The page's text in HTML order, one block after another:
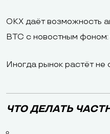
OKX даёт возможность
BTC с новостным фоном:
Иногда рынок растёт не
ЧТО ДЕЛАТЬ